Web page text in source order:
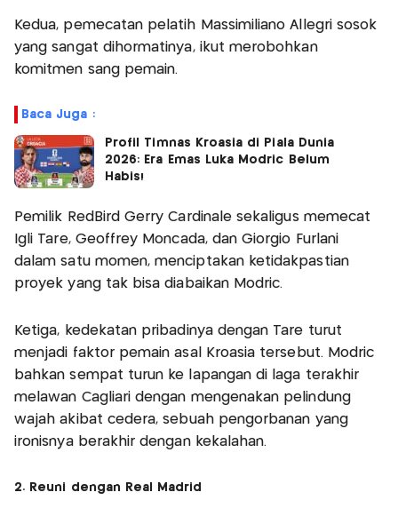
Kedua, pemecatan pelatih Massimiliano Allegri sosok
yang sangat dihormatinya, ikut merobohkan
komitmen sang pemain.
Baca Juga :
Profil Timnas Kroasia di Piala Dunia
2026: Era Emas Luka Modric Belum
Habis!
Pemilik RedBird Gerry Cardinale sekaligus memecat
Igli Tare, Geoffrey Moncada, dan Giorgio Furlani
dalam satu momen, menciptakan ketidakpastian
proyek yang tak bisa diabaikan Modric.
Ketiga, kedekatan pribadinya dengan Tare turut
menjadi faktor pemain asal Kroasia tersebut. Modric
bahkan sempat turun ke lapangan di laga terakhir
melawan Cagliari dengan mengenakan pelindung
wajah akibat cedera, sebuah pengorbanan yang
ironisnya berakhir dengan kekalahan.
2. Reuni dengan Real Madrid